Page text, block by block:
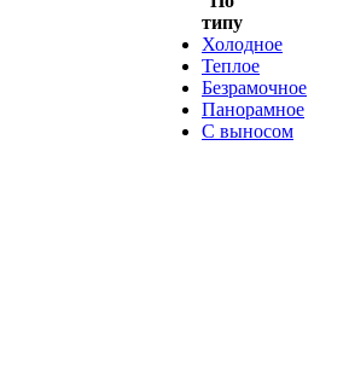
типу
Холодное
Теплое
Безрамочное
Панорамное
С выносом